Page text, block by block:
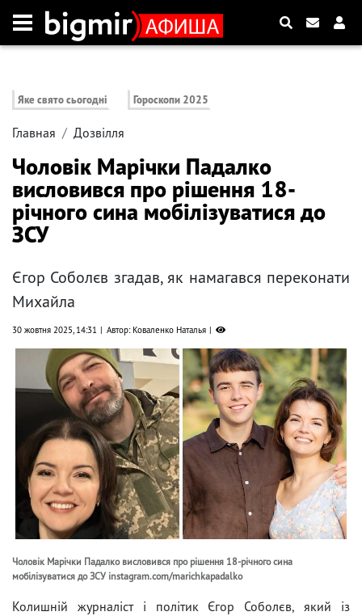
Яке свято сьогодні Гороскопи 2025
Главная Дозвілля
Чоловік Марічки Падалко
висловився про рішення 18-
річного сина мобілізуватися до
ЗСУ
Єгор Соболєв згадав, як намагався переконати
Михайла
30 жовтня 2025, 14:31 Автор: Коваленко Наталья
Чоловік Марічки Падалко висловився про рішення 18-річного сина
мобілізуватися до ЗСУ instagram.com/marichkapadalko
Колишній журналіст і політик Єгор Соболєв, який із